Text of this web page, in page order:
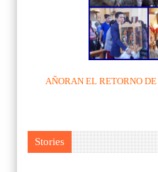
AÑORAN EL RETORNO DE
Stories